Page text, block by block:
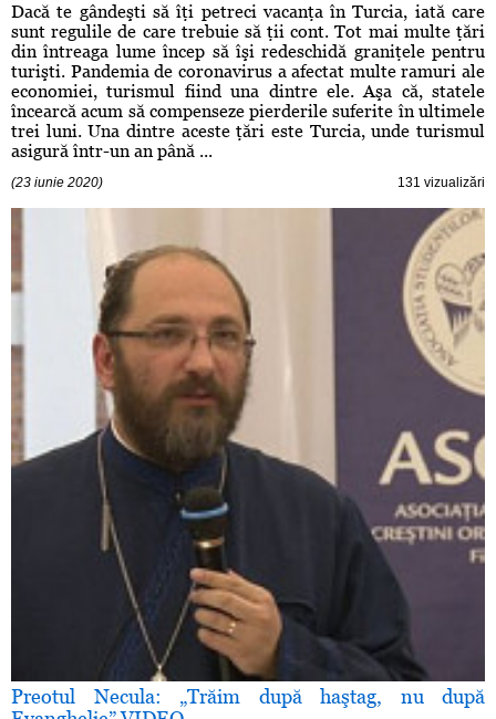
Dacă te gândeşti să îţi petreci vacanţa în Turcia, iată care
sunt regulile de care trebuie să ţii cont. Tot mai multe ţări
din întreaga lume încep să îşi redeschidă graniţele pentru
turişti. Pandemia de coronavirus a afectat multe ramuri ale
economiei, turismul fiind una dintre ele. Aşa că, statele
încearcă acum să compenseze pierderile suferite în ultimele
trei luni. Una dintre aceste ţări este Turcia, unde turismul
asigură într-un an până ...
(23 iunie 2020) 131 vizualizări
Preotul Necula: „Trăim după haştag, nu după